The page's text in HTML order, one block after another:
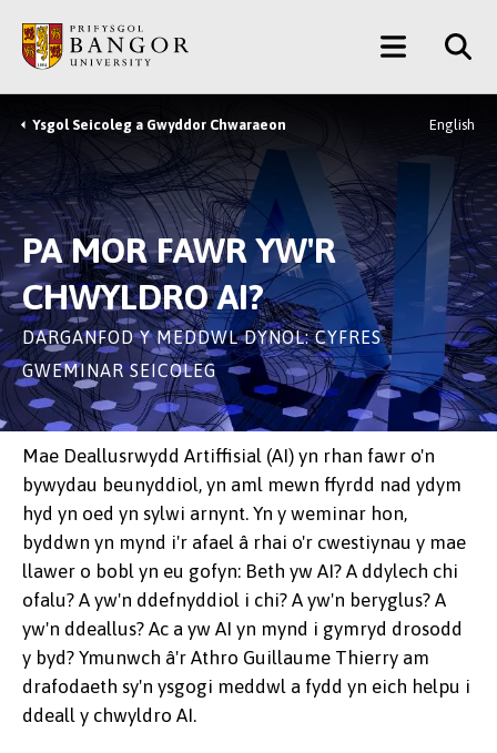
Prif
Gynnwys
Main
Menu
Breadcrumb
Ysgol Seicoleg a Gwyddor Chwaraeon English
PA MOR FAWR YW'R
CHWYLDRO AI?
DARGANFOD Y MEDDWL DYNOL: CYFRES
GWEMINAR SEICOLEG
Mae Deallusrwydd Artiffisial (AI) yn rhan fawr o'n
bywydau beunyddiol, yn aml mewn ffyrdd nad ydym
hyd yn oed yn sylwi arnynt. Yn y weminar hon,
byddwn yn mynd i'r afael â rhai o'r cwestiynau y mae
llawer o bobl yn eu gofyn: Beth yw AI? A ddylech chi
ofalu? A yw'n ddefnyddiol i chi? A yw'n beryglus? A
yw'n ddeallus? Ac a yw AI yn mynd i gymryd drosodd
y byd? Ymunwch â'r Athro Guillaume Thierry am
drafodaeth sy'n ysgogi meddwl a fydd yn eich helpu i
ddeall y chwyldro AI.